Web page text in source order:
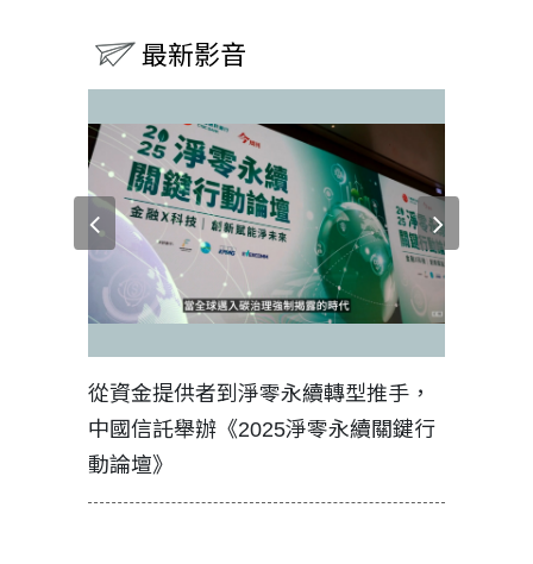
最新影音
從資金提供者到淨零永續轉型推手，
中國信託舉辦《2025淨零永續關鍵行
動論壇》